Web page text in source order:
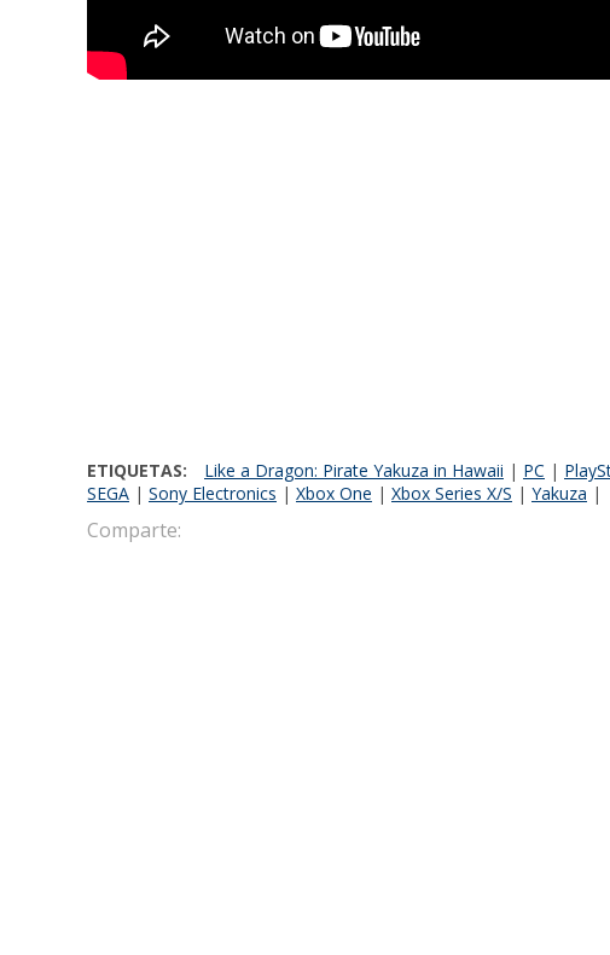
ETIQUETAS: Like a Dragon: Pirate Yakuza in Hawaii | PC |
SEGA | Sony Electronics | Xbox One | Xbox Series X/S | Yakuza |
Comparte: